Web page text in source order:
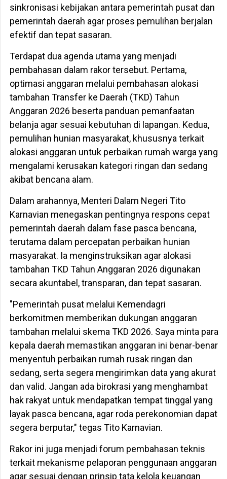
sinkronisasi kebijakan antara pemerintah pusat dan
pemerintah daerah agar proses pemulihan berjalan
efektif dan tepat sasaran.
Terdapat dua agenda utama yang menjadi
pembahasan dalam rakor tersebut. Pertama,
optimasi anggaran melalui pembahasan alokasi
tambahan Transfer ke Daerah (TKD) Tahun
Anggaran 2026 beserta panduan pemanfaatan
belanja agar sesuai kebutuhan di lapangan. Kedua,
pemulihan hunian masyarakat, khususnya terkait
alokasi anggaran untuk perbaikan rumah warga yang
mengalami kerusakan kategori ringan dan sedang
akibat bencana alam.
Dalam arahannya, Menteri Dalam Negeri Tito
Karnavian menegaskan pentingnya respons cepat
pemerintah daerah dalam fase pasca bencana,
terutama dalam percepatan perbaikan hunian
masyarakat. Ia menginstruksikan agar alokasi
tambahan TKD Tahun Anggaran 2026 digunakan
secara akuntabel, transparan, dan tepat sasaran.
"Pemerintah pusat melalui Kemendagri
berkomitmen memberikan dukungan anggaran
tambahan melalui skema TKD 2026. Saya minta para
kepala daerah memastikan anggaran ini benar-benar
menyentuh perbaikan rumah rusak ringan dan
sedang, serta segera mengirimkan data yang akurat
dan valid. Jangan ada birokrasi yang menghambat
hak rakyat untuk mendapatkan tempat tinggal yang
layak pasca bencana, agar roda perekonomian dapat
segera berputar," tegas Tito Karnavian.
Rakor ini juga menjadi forum pembahasan teknis
terkait mekanisme pelaporan penggunaan anggaran
agar sesuai dengan prinsip tata kelola keuangan